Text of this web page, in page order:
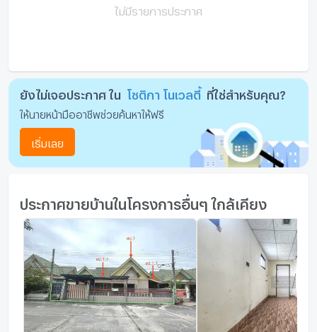
ไม่มีรายการประกาศ
ยังไม่เจอประกาศ ใน โชติกา โนเวลตี้ ที่ใช่สำหรับคุณ?
ให้นายหน้ามืออาชีพช่วยค้นหาให้ฟรี
เริ่มเลย
ประกาศขายบ้านในโครงการอื่นๆ ใกล้เคียง